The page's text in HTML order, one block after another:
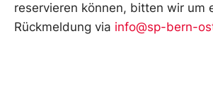
reservieren können, bitten wir um
Rückmeldung via info@sp-bern-